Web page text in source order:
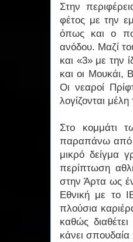
Στην
φέτος με την
όπως και ο
ανόδου. Μαζί
και «3» με την
και οι Μουκάι,
Οι νεαροί
λογίζονται
Στο κομμάτι
παραπάνω από
μικρό δείγμα
περίπτωση
στην Άρτα ως
Εθνική με το
πλούσια
καθώς
κάνει